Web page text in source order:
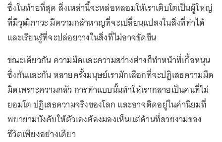
ซึ่งในท้ายที่สุด สิ่งเหล่านี้จะหล่อหลอมให้เราเติบโตเป็นผู้ใหญ่
ที่มีวุฒิภาวะ มีความกล้าหาญที่จะเปลี่ยนแปลงในสิ่งที่ทำได้
และเรียนรู้ที่จะปล่อยวางในสิ่งที่ไม่อาจขัดขืน
ขณะเดียวกัน ความมืดและความสว่างต่างก็ทำหน้าที่เกื้อหนุน
ซึ่งกันและกัน หลายครั้งมนุษย์เรามักเลือกที่จะปฏิเสธความมืด
มิดเพราะความกลัว การทำแบบนั้นทำให้เรากลายเป็นคนที่ไม่
ยอมโต ปฏิเสธความจริงของโลก และอาจติดอยู่ในค่านิยมที่
พยายามบังคับให้ตัวเองต้องมองเห็นแต่ด้านที่สวยงามของ
ชีวิตเพียงอย่างเดียว